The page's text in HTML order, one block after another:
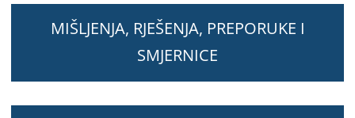
MIŠLJENJA, RJEŠENJA, PREPORUKE I
SMJERNICE